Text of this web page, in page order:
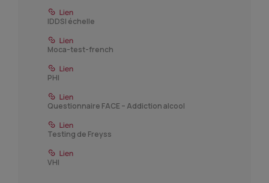
IDDSI échelle
Moca-test-french
PHI
Questionnaire FACE – Addiction alcool
Testing de Freyss
VHI